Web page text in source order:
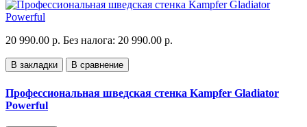
20 990.00 р. Без налога: 20 990.00 р.
В закладки В сравнение
Профессиональная шведская стенка Kampfer Gladiator
Powerful